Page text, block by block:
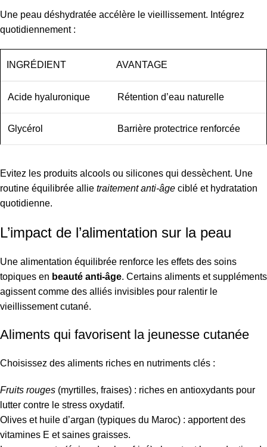
Une peau déshydratée accélère le vieillissement. Intégrez
quotidiennement :
INGRÉDIENT AVANTAGE
Acide hyaluronique Rétention d’eau naturelle
Glycérol Barrière protectrice renforcée
Evitez les produits alcools ou silicones qui dessèchent. Une
routine équilibrée allie traitement anti-âge ciblé et hydratation
quotidienne.
L’impact de l’alimentation sur la peau
Une alimentation équilibrée renforce les effets des soins
topiques en beauté anti-âge. Certains aliments et suppléments
agissent comme des alliés invisibles pour ralentir le
vieillissement cutané.
Aliments qui favorisent la jeunesse cutanée
Choisissez des aliments riches en nutriments clés :
Fruits rouges (myrtilles, fraises) : riches en antioxydants pour
lutter contre le stress oxydatif.
Olives et huile d’argan (typiques du Maroc) : apportent des
vitamines E et saines graisses.